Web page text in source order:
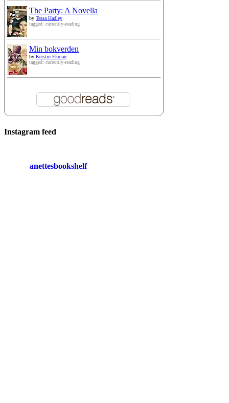
The Party: A Novella
by Tessa Hadley
tagged: currently-reading
Min bokverden
by Kerstin Ekman
tagged: currently-reading
Instagram feed
anettesbookshelf